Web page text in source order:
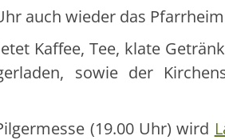
auch wieder das
Kaffee, Tee, klate
sowie der
(19.00 Uhr) wird